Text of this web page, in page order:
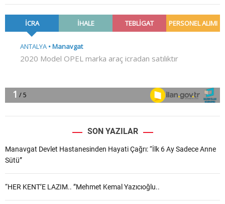
SON YAZILAR
Manavgat Devlet Hastanesinden Hayati Çağrı: “İlk 6 Ay Sadece Anne
Sütü”
“HER KENT’E LAZIM.. ”Mehmet Kemal Yazıcıoğlu..